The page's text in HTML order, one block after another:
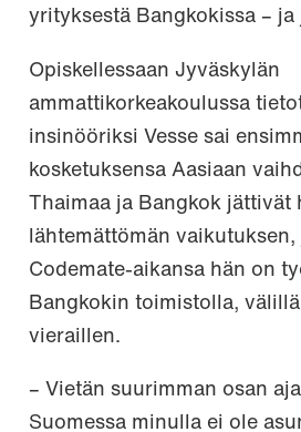
yrityksestä Bangkokissa –
Opiskellessaan Jyväskylän
ammattikorkeakoulussa
insinööriksi Vesse sai
kosketuksensa Aasiaan
Thaimaa ja Bangkok jättivät
lähtemättömän vaikutuksen,
Codemate-aikansa hän on
Bangkokin toimistolla,
vieraillen.
– Vietän suurimman osan
Suomessa minulla ei ole